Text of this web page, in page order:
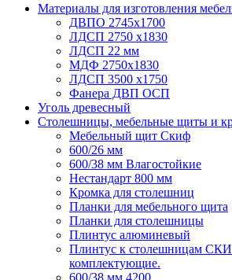
Материалы для изготовления
ДВПО 2745х1700
ЛДСП 2750 х1830
ЛДСП 22 мм
МДФ 2750х1830
ЛДСП 3500 х1750
Фанера ДВП ОСП
Уголь древесный
Столешницы, мебельные щиты и
Мебельный щит Скиф
600/26 мм
600/38 мм Влагостойкие
Нестандарт 800 мм
Кромка для столешниц
Планки для мебельного щита
Планки для столешницы
Плинтус алюминевый
Плинтус к столешницам
комплектующие.
600/38 мм 4200